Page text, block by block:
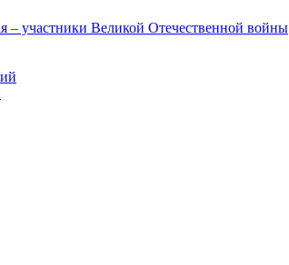
– участники Великой Отечественной войны